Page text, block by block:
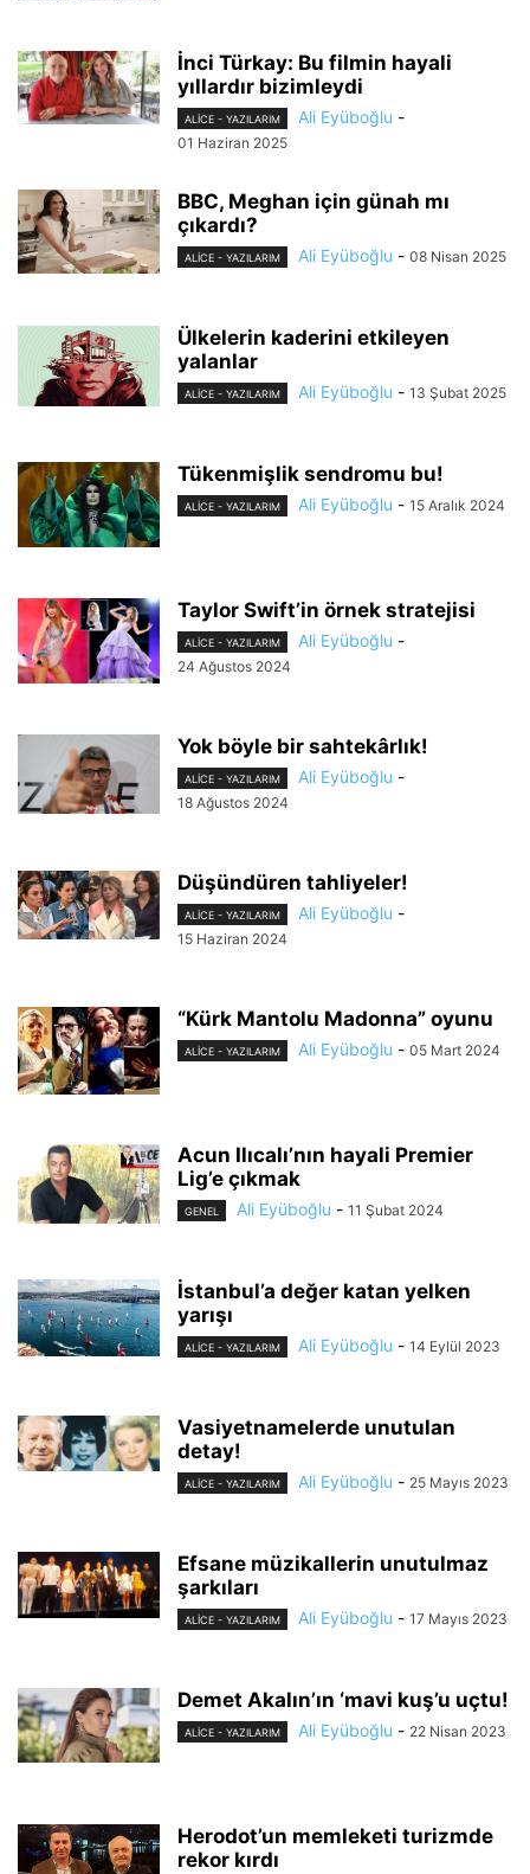
İnci Türkay: Bu filmin hayali
yıllardır bizimleydi
ALİCE - YAZILARIM Ali Eyüboğlu -
01 Haziran 2025
BBC, Meghan için günah mı
çıkardı?
ALİCE - YAZILARIM Ali Eyüboğlu - 08 Nisan 2025
Ülkelerin kaderini etkileyen
yalanlar
ALİCE - YAZILARIM Ali Eyüboğlu - 13 Şubat 2025
Tükenmişlik sendromu bu!
ALİCE - YAZILARIM Ali Eyüboğlu - 15 Aralık 2024
Taylor Swift’in örnek stratejisi
ALİCE - YAZILARIM Ali Eyüboğlu -
24 Ağustos 2024
Yok böyle bir sahtekârlık!
ALİCE - YAZILARIM Ali Eyüboğlu -
18 Ağustos 2024
Düşündüren tahliyeler!
ALİCE - YAZILARIM Ali Eyüboğlu -
15 Haziran 2024
“Kürk Mantolu Madonna” oyunu
ALİCE - YAZILARIM Ali Eyüboğlu - 05 Mart 2024
Acun Ilıcalı’nın hayali Premier
Lig’e çıkmak
GENEL Ali Eyüboğlu - 11 Şubat 2024
İstanbul’a değer katan yelken
yarışı
ALİCE - YAZILARIM Ali Eyüboğlu - 14 Eylül 2023
Vasiyetnamelerde unutulan
detay!
ALİCE - YAZILARIM Ali Eyüboğlu - 25 Mayıs 2023
Efsane müzikallerin unutulmaz
şarkıları
ALİCE - YAZILARIM Ali Eyüboğlu - 17 Mayıs 2023
Demet Akalın’ın ‘mavi kuş’u uçtu!
ALİCE - YAZILARIM Ali Eyüboğlu - 22 Nisan 2023
Herodot’un memleketi turizmde
rekor kırdı